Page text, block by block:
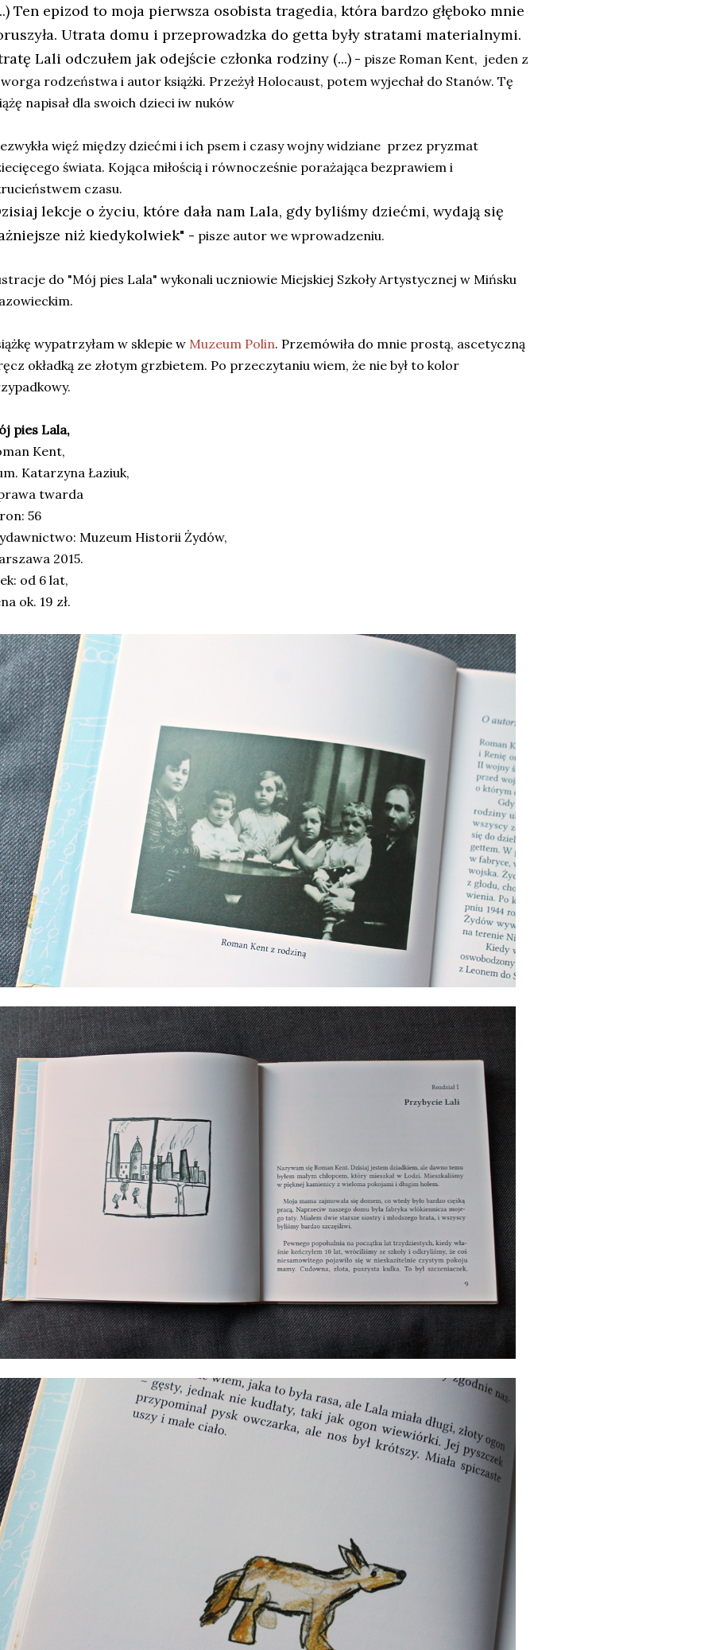
Ten epizod to moja pierwsza osobista tragedia, która bardzo głęboko mnie
Utrata domu i przeprowadzka do getta były stratami materialnymi.
Lali odczułem jak odejście członka rodziny (...) - pisze Roman Kent, jeden z
rodzeństwa i autor książki. Przeżył Holocaust, potem wyjechał do Stanów. Tę
napisał dla swoich dzieci iw nuków
więź między dziećmi i ich psem i czasy wojny widziane przez pryzmat
świata. Kojąca miłością i równocześnie porażająca bezprawiem i
czasu.
lekcje o życiu, które dała nam Lala, gdy byliśmy dziećmi, wydają się
niż kiedykolwiek" - pisze autor we wprowadzeniu.
do "Mój pies Lala" wykonali uczniowie Miejskiej Szkoły Artystycznej w Mińsku
wypatrzyłam w sklepie w Muzeum Polin. Przemówiła do mnie prostą, ascetyczną
okładką ze złotym grzbietem. Po przeczytaniu wiem, że nie był to kolor
pies Lala,
Kent,
Katarzyna Łaziuk,
twarda
56
Muzeum Historii Żydów,
2015.
od 6 lat,
ok. 19 zł.